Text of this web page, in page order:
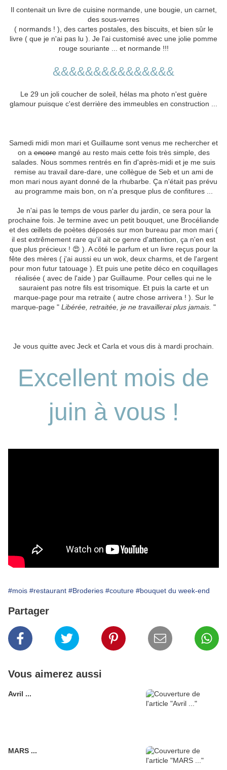
Il contenait un livre de cuisine normande, une bougie, un carnet,
des sous-verres
( normands ! ), des cartes postales, des biscuits, et bien sûr le
livre ( que je n'ai pas lu ). Je l'ai customisé avec une jolie pomme
rouge souriante ... et normande !!!
&&&&&&&&&&&&&&&
Le 29 un joli coucher de soleil, hélas ma photo n'est guère
glamour puisque c'est derrière des immeubles en construction ...
Samedi midi mon mari et Guillaume sont venus me rechercher et
on aencoremangé au resto mais cette fois très simple, des
salades. Nous sommes rentrés en fin d'après-midi et je me suis
remise au travail dare-dare, une collègue de Seb et un ami de
mon mari nous ayant donné de la rhubarbe. Ça n'était pas prévu
au programme mais bon, on n'a presque plus de confitures ...
Je n'ai pas le temps de vous parler du jardin, ce sera pour la
prochaine fois. Je termine avec un petit bouquet, une Brocéliande
et des œillets de poètes déposés sur mon bureau par mon mari (
il est extrêmement rare qu'il ait ce genre d'attention, ça n'en est
que plus précieux ! 😍 ). A côté le parfum et un livre reçus pour la
fête des mères ( j'ai aussi eu un wok, deux charms, et de l'argent
pour mon futur tatouage ). Et puis une petite déco en coquillages
réalisée ( avec de l'aide ) par Guillaume. Pour celles qui ne le
sauraient pas notre fils est trisomique. Et puis la carte et un
marque-page pour ma retraite ( autre chose arrivera ! ). Sur le
marque-page " Libérée, retraitée, je ne travaillerai plus jamais. "
Je vous quitte avec Jeck et Carla et vous dis à mardi prochain.
Excellent mois de
juin à vous !
#mois #restaurant #Broderies #couture #bouquet du week-end
Partager
Vous aimerez aussi
Avril ...
MARS ...